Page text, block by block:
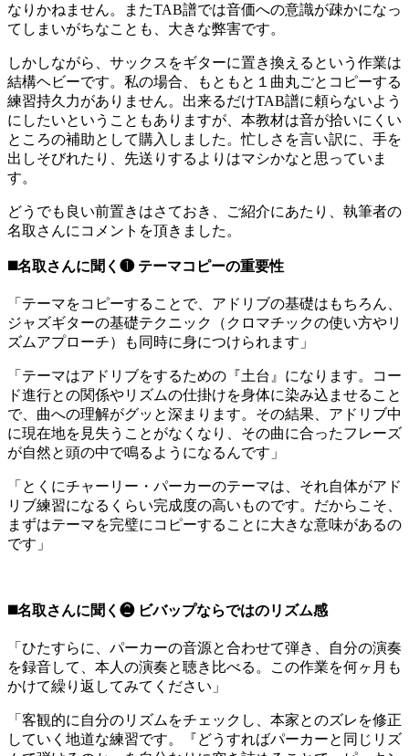
なりかねません。またTAB譜では音価への意識が疎かになっ
てしまいがちなことも、大きな弊害です。
しかしながら、サックスをギターに置き換えるという作業は
結構ヘビーです。私の場合、もともと１曲丸ごとコピーする
練習持久力がありません。出来るだけTAB譜に頼らないよう
にしたいということもありますが、本教材は音が拾いにくい
ところの補助として購入しました。忙しさを言い訳に、手を
出しそびれたり、先送りするよりはマシかなと思っていま
す。
どうでも良い前置きはさておき、ご紹介にあたり、執筆者の
名取さんにコメントを頂きました。
◼️名取さんに聞く❶ テーマコピーの重要性
「テーマをコピーすることで、アドリブの基礎はもちろん、
ジャズギターの基礎テクニック（クロマチックの使い方やリ
ズムアプローチ）も同時に身につけられます」
「テーマはアドリブをするための『土台』になります。コー
ド進行との関係やリズムの仕掛けを身体に染み込ませること
で、曲への理解がグッと深まります。その結果、アドリブ中
に現在地を見失うことがなくなり、その曲に合ったフレーズ
が自然と頭の中で鳴るようになるんです」
「とくにチャーリー・パーカーのテーマは、それ自体がアド
リブ練習になるくらい完成度の高いものです。だからこそ、
まずはテーマを完璧にコピーすることに大きな意味があるの
です」
◼️名取さんに聞く❷ ビバップならではのリズム感
「ひたすらに、パーカーの音源と合わせて弾き、自分の演奏
を録音して、本人の演奏と聴き比べる。この作業を何ヶ月も
かけて繰り返してみてください」
「客観的に自分のリズムをチェックし、本家とのズレを修正
していく地道な練習です。『どうすればパーカーと同じリズ